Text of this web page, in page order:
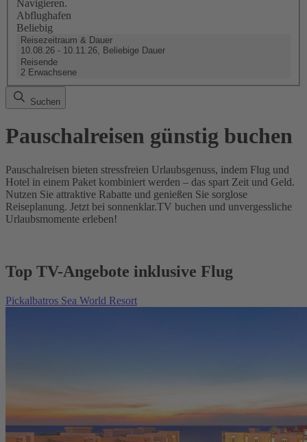
Navigieren.
Abflughafen
Beliebig
Reisezeitraum & Dauer
10.08.26 - 10.11.26, Beliebige Dauer
Reisende
2 Erwachsene
Suchen
Pauschalreisen günstig buchen
Pauschalreisen bieten stressfreien Urlaubsgenuss, indem Flug und
Hotel in einem Paket kombiniert werden – das spart Zeit und Geld.
Nutzen Sie attraktive Rabatte und genießen Sie sorglose
Reiseplanung. Jetzt bei sonnenklar.TV buchen und unvergessliche
Urlaubsmomente erleben!
Top TV-Angebote inklusive Flug
Pickalbatros Sea World Resort